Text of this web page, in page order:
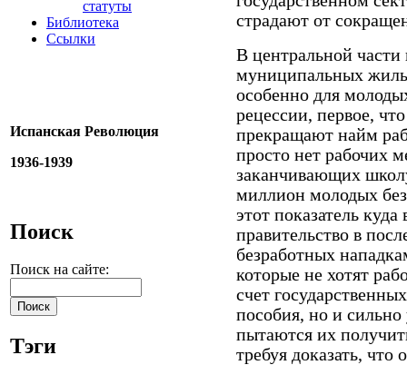
статуты
Библиотека
Ссылки
Испанская Революция
1936-1939
Поиск
Поиск на сайте:
Тэги
страдают от
В центральной части
муниципальных
особенно для
рецессии, первое,
прекращают найм
просто нет рабочих
заканчивающих
миллион молодых
этот показатель
правительство в
безработных
которые не хотят
счет
пособия, но и
пытаются их
требуя доказать, что